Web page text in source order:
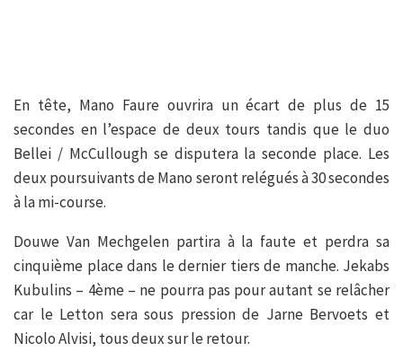
En tête, Mano Faure ouvrira un écart de plus de 15
secondes en l’espace de deux tours tandis que le duo
Bellei / McCullough se disputera la seconde place. Les
deux poursuivants de Mano seront relégués à 30 secondes
à la mi-course.
Douwe Van Mechgelen partira à la faute et perdra sa
cinquième place dans le dernier tiers de manche. Jekabs
Kubulins – 4ème – ne pourra pas pour autant se relâcher
car le Letton sera sous pression de Jarne Bervoets et
Nicolo Alvisi, tous deux sur le retour.